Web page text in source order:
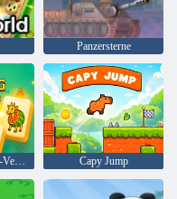
Panzersterne
King of Mahjong-Verbindungsplättchen Capy Jump